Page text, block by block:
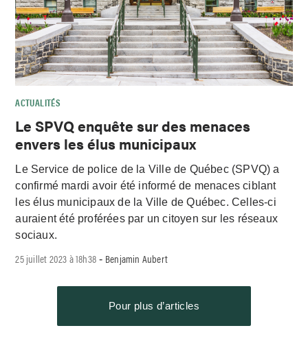
ACTUALITÉS
Le SPVQ enquête sur des menaces
envers les élus municipaux
Le Service de police de la Ville de Québec (SPVQ) a
confirmé mardi avoir été informé de menaces ciblant
les élus municipaux de la Ville de Québec. Celles-ci
auraient été proférées par un citoyen sur les réseaux
sociaux.
25 juillet 2023 à 18h38 - Benjamin Aubert
Pour plus d’articles